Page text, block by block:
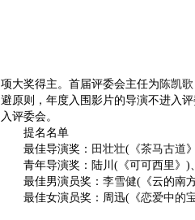
项大奖得主。首届评委会主任为 陈凯歌
避原则，年度入围影片的导演不进入
入评委会。
提名名单
最佳导演奖： 田壮壮( 《茶马古道
青年导演奖：陆川(《可可西里》)、
最佳男演员奖： 李雪健(《云的南
最佳女演员奖：周迅(《恋爱中的